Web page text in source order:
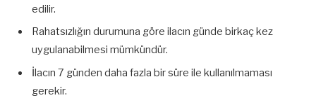
edilir.
Rahatsızlığın durumuna göre ilacın günde birkaç kez
uygulanabilmesi mümkündür.
İlacın 7 günden daha fazla bir süre ile kullanılmaması
gerekir.